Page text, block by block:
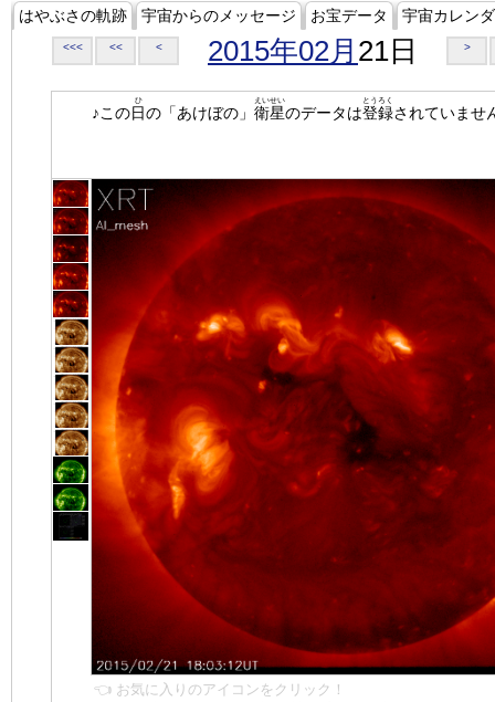
はやぶさの軌跡 宇宙からのメッセージ お宝データ 宇宙カレン
<<< << < 2015年02月 21日 >
♪この日
ひ
の「あけぼの」 衛星
えいせい
のデータは登録
とうろく
されていませ
👈 お気に入りのアイコンをクリック！